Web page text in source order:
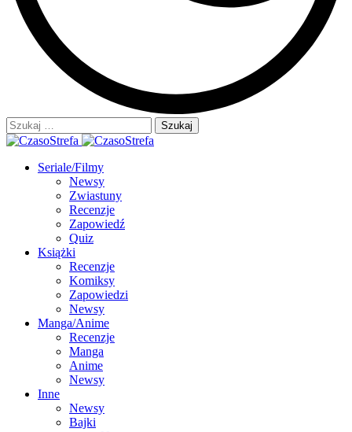
Szukaj:
Seriale/Filmy
Newsy
Zwiastuny
Recenzje
Zapowiedź
Quiz
Książki
Recenzje
Komiksy
Zapowiedzi
Newsy
Manga/Anime
Recenzje
Manga
Anime
Newsy
Inne
Newsy
Bajki